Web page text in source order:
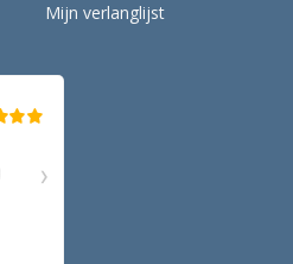
Mijn verlanglijst